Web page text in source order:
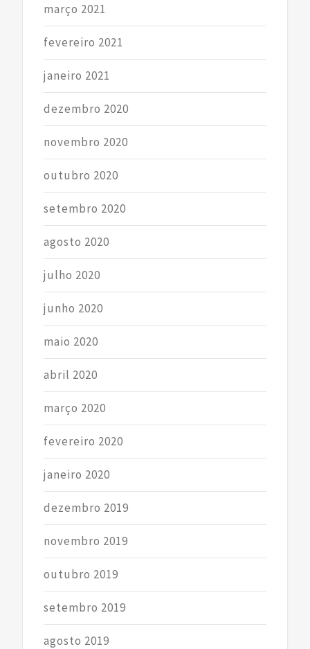
março 2021
fevereiro 2021
janeiro 2021
dezembro 2020
novembro 2020
outubro 2020
setembro 2020
agosto 2020
julho 2020
junho 2020
maio 2020
abril 2020
março 2020
fevereiro 2020
janeiro 2020
dezembro 2019
novembro 2019
outubro 2019
setembro 2019
agosto 2019